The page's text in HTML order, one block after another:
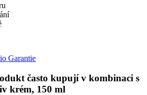
Garantie
často kupují v kombinaci s
krém, 150 ml